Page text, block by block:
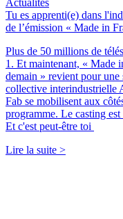
Tu es apprenti(e) dans
de l’émission « Made in
Plus de 50 millions de
1. Et maintenant, « Made
demain » revient pour
collective interindustrielle
Fab se mobilisent aux
programme. Le casting
Et c'est peut-être toi
Lire la suite >